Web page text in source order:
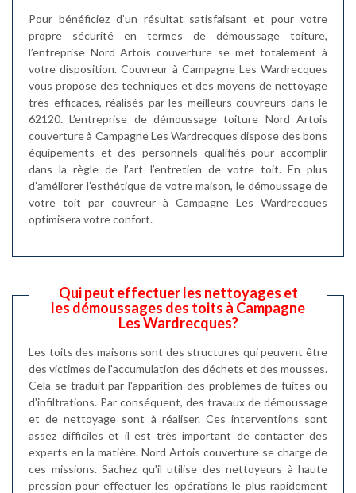
Pour bénéficiez d’un résultat satisfaisant et pour votre
propre sécurité en termes de démoussage toiture,
l’entreprise Nord Artois couverture se met totalement à
votre disposition. Couvreur à Campagne Les Wardrecques
vous propose des techniques et des moyens de nettoyage
très efficaces, réalisés par les meilleurs couvreurs dans le
62120. L’entreprise de démoussage toiture Nord Artois
couverture à Campagne Les Wardrecques dispose des bons
équipements et des personnels qualifiés pour accomplir
dans la règle de l’art l’entretien de votre toit. En plus
d’améliorer l’esthétique de votre maison, le démoussage de
votre toit par couvreur à Campagne Les Wardrecques
optimisera votre confort.
Qui peut effectuer les nettoyages et
les démoussages des toits à Campagne
Les Wardrecques?
Les toits des maisons sont des structures qui peuvent être
des victimes de l'accumulation des déchets et des mousses.
Cela se traduit par l'apparition des problèmes de fuites ou
d'infiltrations. Par conséquent, des travaux de démoussage
et de nettoyage sont à réaliser. Ces interventions sont
assez difficiles et il est très important de contacter des
experts en la matière. Nord Artois couverture se charge de
ces missions. Sachez qu'il utilise des nettoyeurs à haute
pression pour effectuer les opérations le plus rapidement